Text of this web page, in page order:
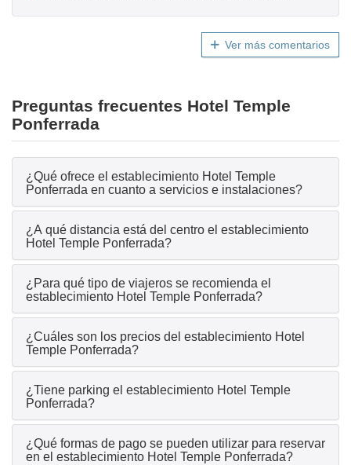
Ver más comentarios
Preguntas frecuentes Hotel Temple
Ponferrada
¿Qué ofrece el establecimiento Hotel Temple
Ponferrada en cuanto a servicios e instalaciones?
¿A qué distancia está del centro el establecimiento
Hotel Temple Ponferrada?
¿Para qué tipo de viajeros se recomienda el
establecimiento Hotel Temple Ponferrada?
¿Cuáles son los precios del establecimiento Hotel
Temple Ponferrada?
¿Tiene parking el establecimiento Hotel Temple
Ponferrada?
¿Qué formas de pago se pueden utilizar para reservar
en el establecimiento Hotel Temple Ponferrada?